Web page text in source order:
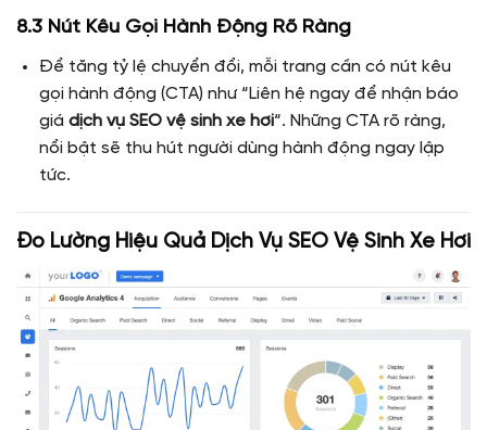
8.3 Nút Kêu Gọi Hành Động Rõ Ràng
Để tăng tỷ lệ chuyển đổi, mỗi trang cần có nút kêu
gọi hành động (CTA) như “Liên hệ ngay để nhận báo
giá dịch vụ SEO vệ sinh xe hơi“. Những CTA rõ ràng,
nổi bật sẽ thu hút người dùng hành động ngay lập
tức.
Đo Lường Hiệu Quả Dịch Vụ SEO Vệ Sinh Xe Hơi